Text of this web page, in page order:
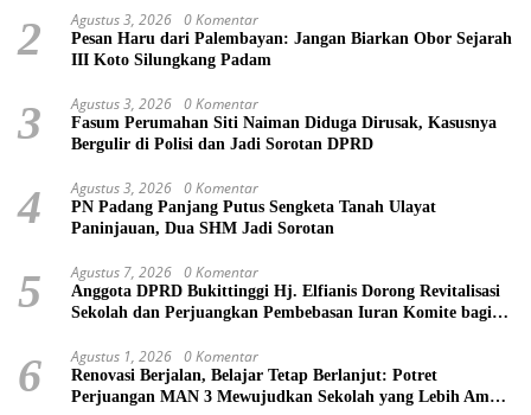
2 Agustus 3, 2026 0 Komentar
Pesan Haru dari Palembayan: Jangan Biarkan Obor Sejarah
III Koto Silungkang Padam
3 Agustus 3, 2026 0 Komentar
Fasum Perumahan Siti Naiman Diduga Dirusak, Kasusnya
Bergulir di Polisi dan Jadi Sorotan DPRD
4 Agustus 3, 2026 0 Komentar
PN Padang Panjang Putus Sengketa Tanah Ulayat
Paninjauan, Dua SHM Jadi Sorotan
5 Agustus 7, 2026 0 Komentar
Anggota DPRD Bukittinggi Hj. Elfianis Dorong Revitalisasi
Sekolah dan Perjuangkan Pembebasan Iuran Komite bagi
6 Agustus 1, 2026 0 Komentar
Renovasi Berjalan, Belajar Tetap Berlanjut: Potret
Perjuangan MAN 3 Mewujudkan Sekolah yang Lebih Aman